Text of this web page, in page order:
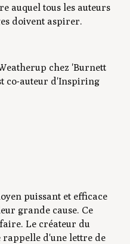
auquel tous les auteurs
doivent aspirer.
chez 'Burnett
co-auteur d'Inspiring
puissant et efficace
grande cause. Ce
Le créateur du
d'une lettre de